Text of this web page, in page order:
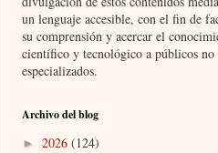
un lenguaje accesible, con el fin de
su comprensión y acercar el
científico y tecnológico a públicos no
especializados.
Archivo del blog
► 2026 (124)